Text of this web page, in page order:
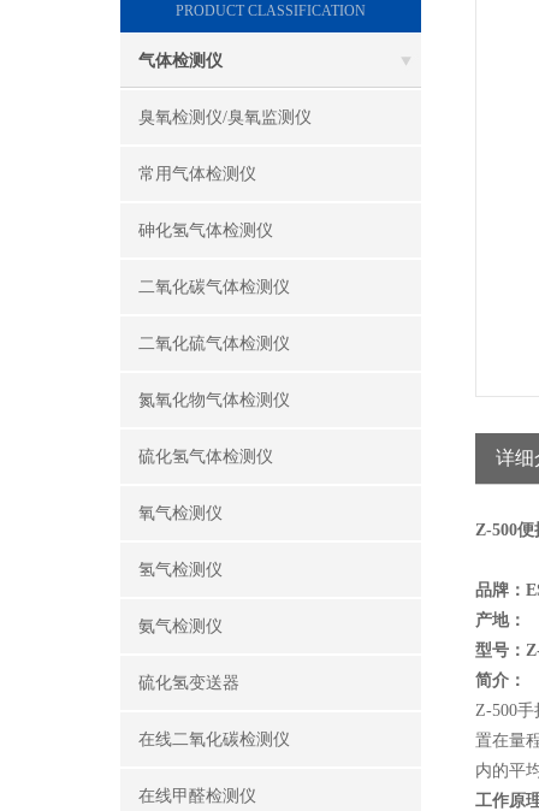
PRODUCT CLASSIFICATION
气体检测仪
臭氧检测仪/臭氧监测仪
常用气体检测仪
砷化氢气体检测仪
二氧化碳气体检测仪
二氧化硫气体检测仪
氮氧化物气体检测仪
硫化氢气体检测仪
氧气检测仪
氢气检测仪
氨气检测仪
硫化氢变送器
在线二氧化碳检测仪
在线甲醛检测仪
详细
Z-500
品牌：
产地：
型号：
简介：
Z-500
置在量
内的平
工作原